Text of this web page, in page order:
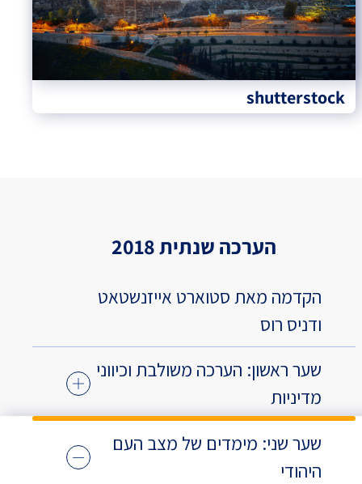
shutterstock
הערכה שנתית 2018
הקדמה מאת סטוארט אייזנשטאט
ודניס רוס
שער ראשון: הערכה משולבת וכיווני
מדיניות
שער שני: מימדים של מצב העם
היהודי